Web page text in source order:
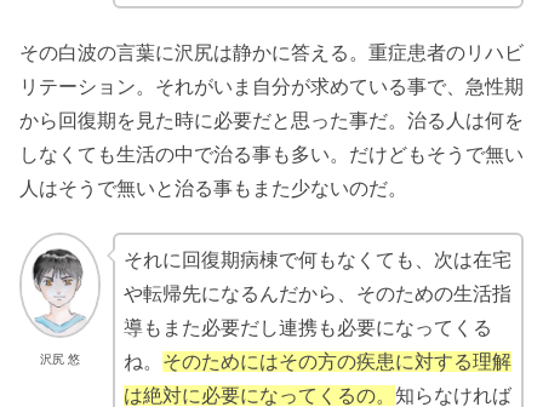
その白波の言葉に沢尻は静かに答える。重症患者のリハビ
リテーション。それがいま自分が求めている事で、急性期
から回復期を見た時に必要だと思った事だ。治る人は何を
しなくても生活の中で治る事も多い。だけどもそうで無い
人はそうで無いと治る事もまた少ないのだ。
沢尻 悠
それに回復期病棟で何もなくても、次は在宅
や転帰先になるんだから、そのための生活指
導もまた必要だし連携も必要になってくる
ね。 そのためにはその方の疾患に対する理解
は絶対に必要になってくるの。 知らなければ